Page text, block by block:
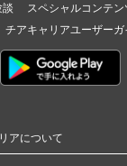
談 スペシャルコンテン
チアキャリアユーザーガ
アについて